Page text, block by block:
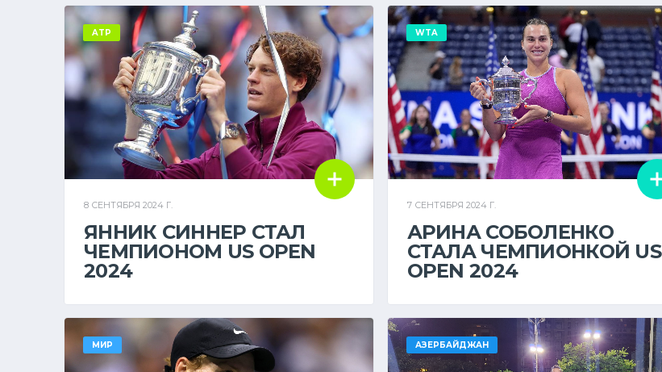
ATP
8 СЕНТЯБРЯ 2024 Г.
ЯННИК СИННЕР СТАЛ
ЧЕМПИОНОМ US OPEN
2024
WTA
7 СЕНТЯБРЯ 2024 Г.
АРИНА СОБОЛЕНКО
СТАЛА ЧЕМПИОНКОЙ US
OPEN 2024
МИР АЗЕРБАЙДЖАН